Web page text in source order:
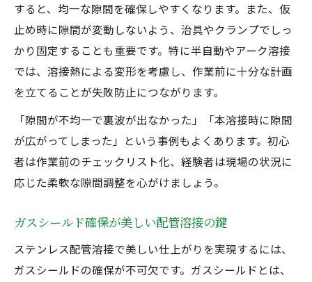
すると、均一な隙間を確保しやすくなります。また、仮
止め時に隙間が変動しないよう、治具やクランプでしっ
かり固定することも重要です。特に半自動やアーク溶接
では、溶接熱による変形を考慮し、作業前に十分な計画
を立てることが失敗防止につながります。
「隙間が不均一で裏波が出なかった」「本溶接時に隙間
が広がってしまった」という事例もよくあります。初心
者は作業前のチェックリスト化、経験者は現場の状況に
応じた柔軟な隙間調整を心がけましょう。
ガスシールド確保が美しい配管溶接の鍵
ステンレス配管溶接で美しい仕上がりを実現するには、
ガスシールドの確保が不可欠です。ガスシールドとは、